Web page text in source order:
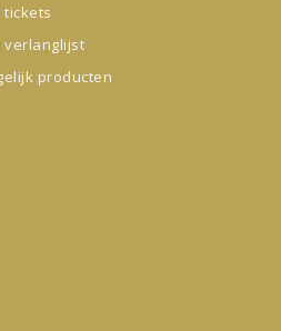
tickets
verlanglijst
producten